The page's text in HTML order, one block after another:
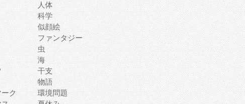
人体
科学
似顔絵
ファンタジー
虫
海
干支
物語
ク
環境問題